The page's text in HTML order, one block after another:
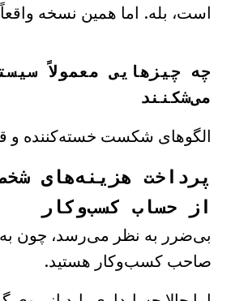
است، بله. اما همین نسخه
چه چیزهایی معمولاً
می‌شکنند
الگوهای شکست خسته‌کننده و
پرداخت هزینه‌های
از حساب کسب‌وکار
بی‌ضرر به نظر می‌رسد، چون
صاحب کسب‌وکار هستید.